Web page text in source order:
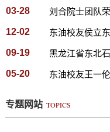
03-28 刘合院士团队
12-02 东油校友侯立
09-19 黑龙江省东北
05-20 东油校友王一
专题网站 TOPICS